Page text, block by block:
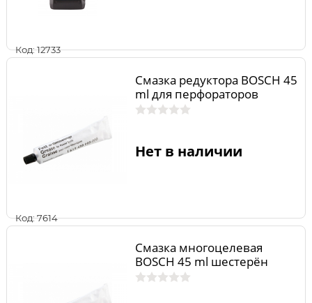
Код: 12733
Код: 7614
Смазка редуктора BOSCH 45
ml для перфораторов
Нет в наличии
Смазка многоцелевая
BOSCH 45 ml шестерён